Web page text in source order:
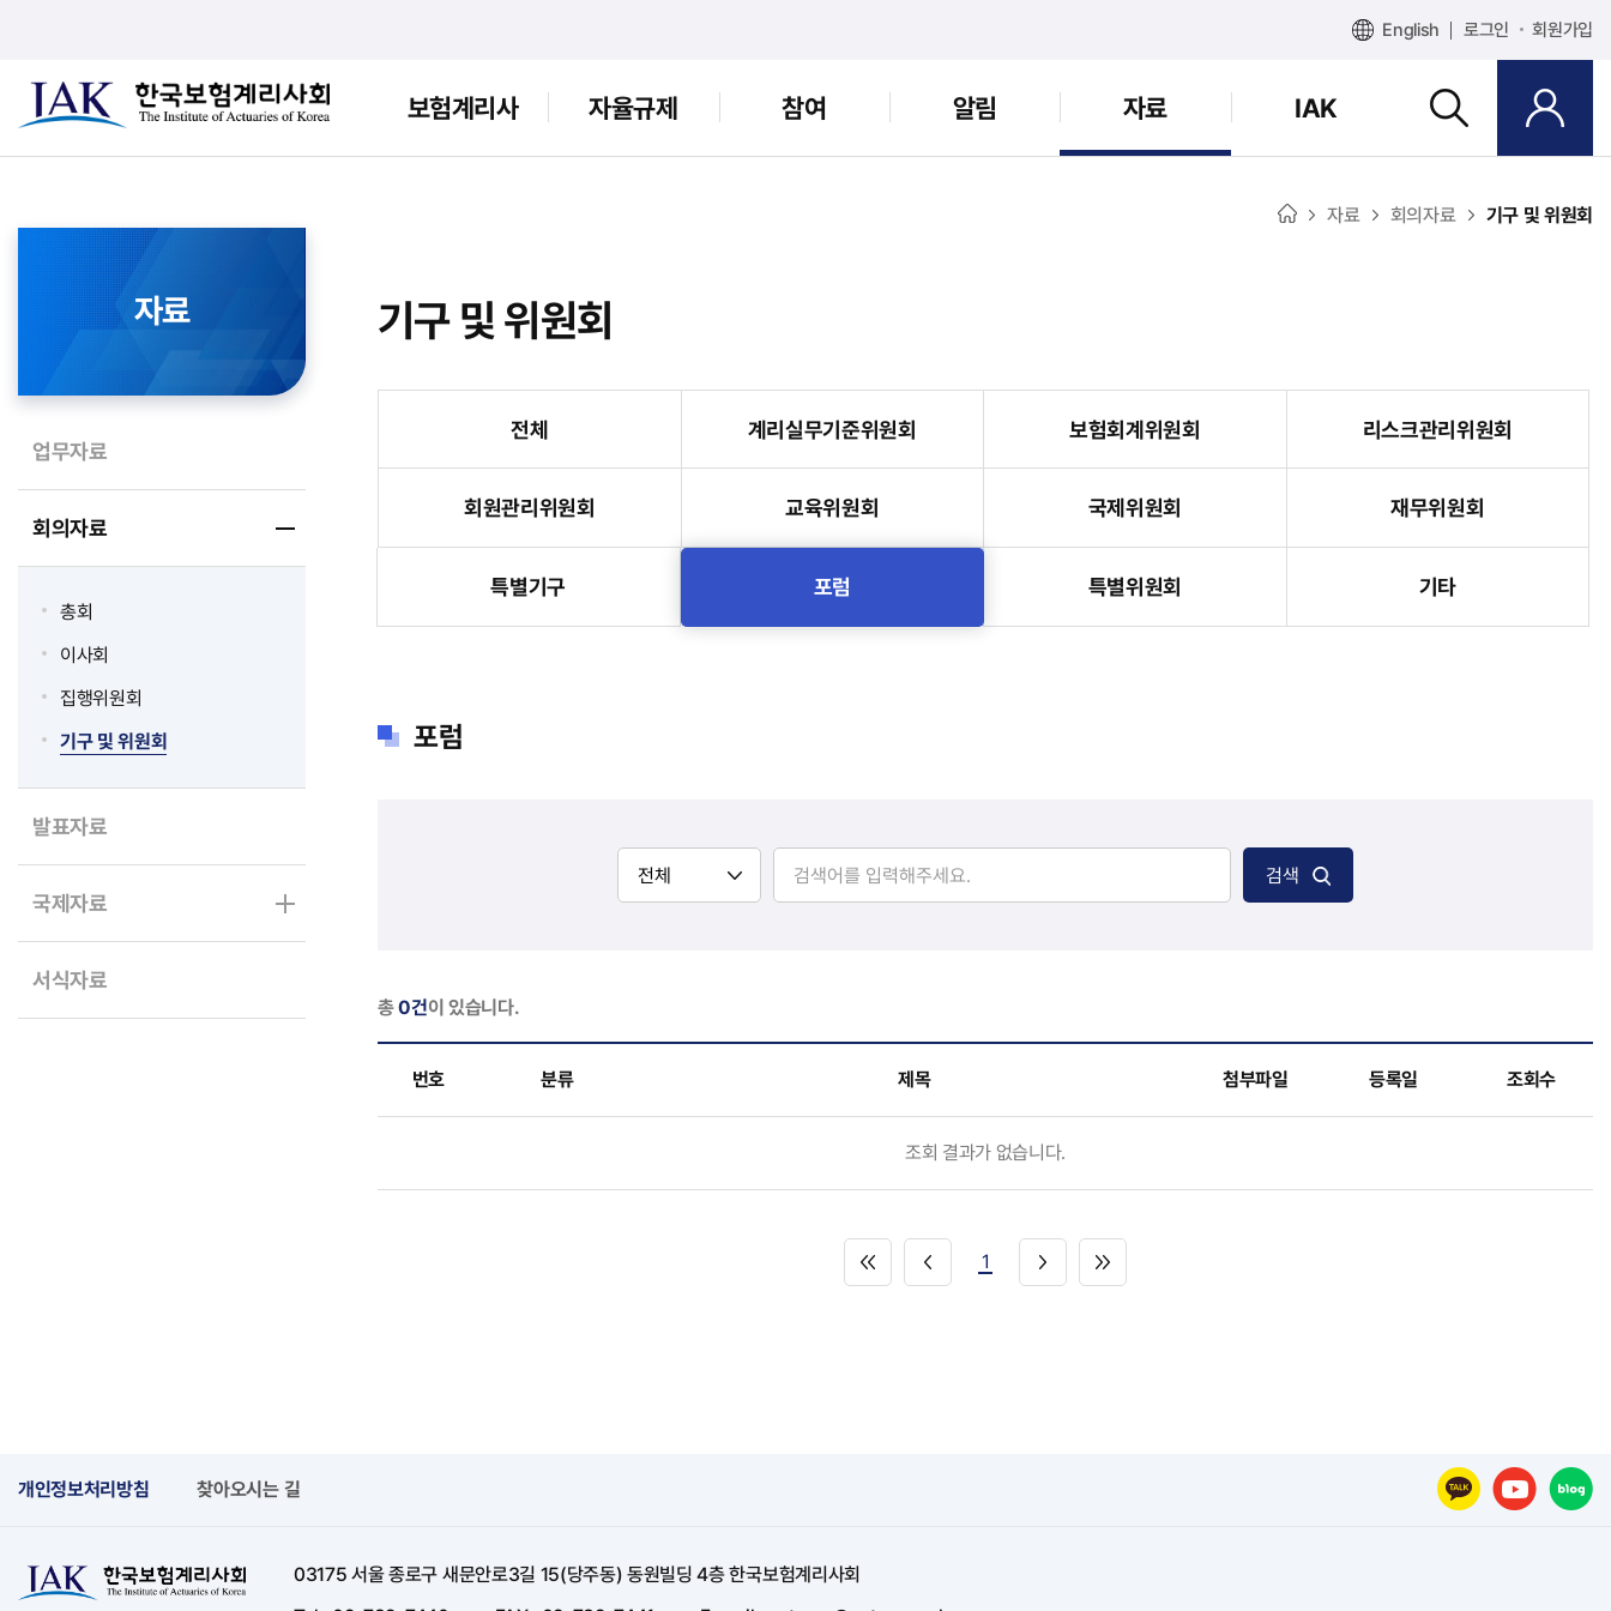
English 로그인 회원가입
보험계리사 자율규제 참여 알림 자료 IAK
자료
업무자료
회의자료
총회
이사회
집행위원회
기구 및 위원회
발표자료
국제자료
서식자료
자료 회의자료 기구 및 위원회
기구 및 위원회
전체 계리실무기준위원회 보험회계위원회 리스크관리위원회
회원관리위원회 교육위원회 국제위원회 재무위원회
특별기구 포럼 특별위원회 기타
포럼
검색
총0건이 있습니다.
번호 분류 제목 첨부파일 등록일 조회수
조회 결과가 없습니다.
1
개인정보처리방침 찾아오시는 길
03175 서울 종로구 새문안로3길 15(당주동) 동원빌딩 4층 한국보험계리사회